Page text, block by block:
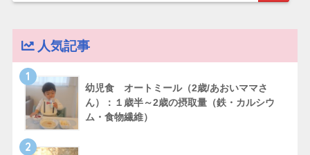
人気記事
1
幼児食 オートミール（2歳/あおいママさ
ん）：１歳半～2歳の摂取量（鉄・カルシウ
ム・食物繊維）
2